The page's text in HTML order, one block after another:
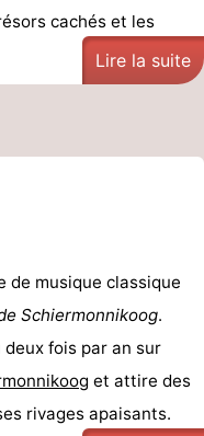
cachés et les
Lire la suite
de musique classique
Schiermonnikoog.
fois par an sur
et attire des
rivages apaisants.